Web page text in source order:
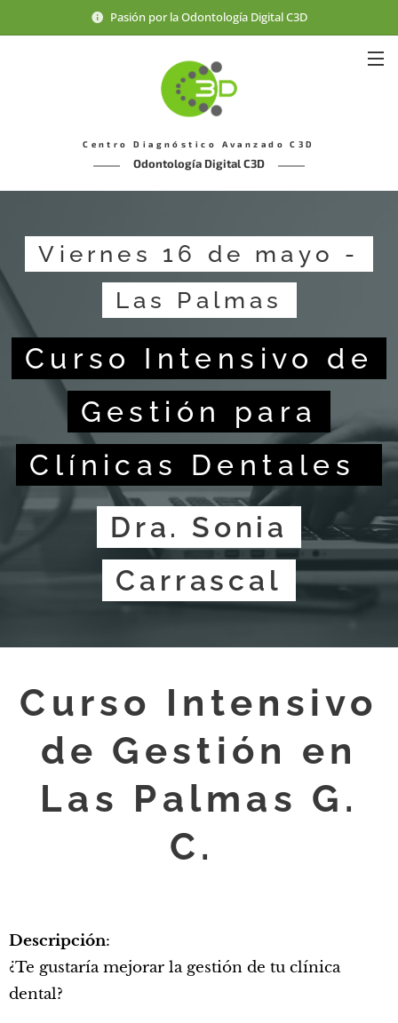
Pasión por la Odontología Digital C3D
Centro Diagnóstico Avanzado C3D
Odontología Digital C3D
Viernes 16 de mayo -
Las Palmas
Curso Intensivo de
Gestión para
Clínicas Dentales
Dra. Sonia
Carrascal
Curso Intensivo
de Gestión en
Las Palmas G.
C.
Descripción:
¿Te gustaría mejorar la gestión de tu clínica
dental?